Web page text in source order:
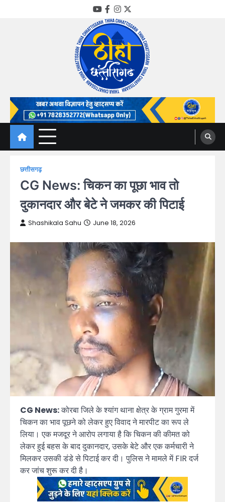
YouTube
Facebook
Instagram
Twitter
Thiha Chhattisgarh
गोठ जन-जन के
छत्तीसगढ़
CG News: चिकन का पूछा भाव तो
दुकानदार और बेटे ने जमकर की पिटाई
Shashikala Sahu June 18, 2026
CG News:कोरबा जिले के श्यांग थाना क्षेत्र के ग्राम गुरमा में
चिकन का भाव पूछने को लेकर हुए विवाद ने मारपीट का रूप ले
लिया। एक मजदूर ने आरोप लगाया है कि चिकन की कीमत को
लेकर हुई बहस के बाद दुकानदार, उसके बेटे और एक कर्मचारी ने
मिलकर उसकी डंडे से पिटाई कर दी। पुलिस ने मामले में FIR दर्ज
कर जांच शुरू कर दी है।